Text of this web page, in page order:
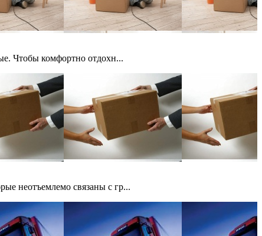
Чтобы комфортно отдохн...
неотъемлемо связаны с гр...